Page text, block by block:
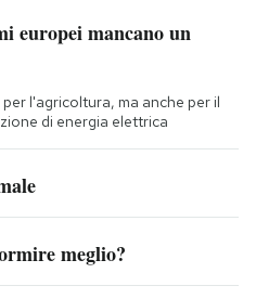
europei mancano un
l'agricoltura, ma anche per il
di energia elettrica
meglio?